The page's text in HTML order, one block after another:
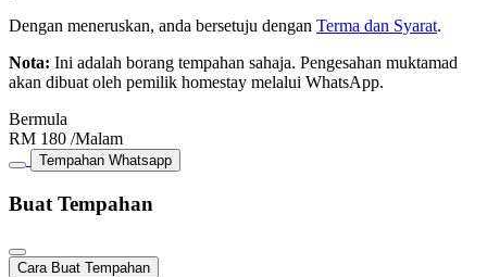
Dengan meneruskan, anda bersetuju dengan Terma dan Syarat.
Nota: Ini adalah borang tempahan sahaja. Pengesahan muktamad
akan dibuat oleh pemilik homestay melalui WhatsApp.
Bermula
RM 180 /Malam
Tempahan Whatsapp
Buat Tempahan
Cara Buat Tempahan